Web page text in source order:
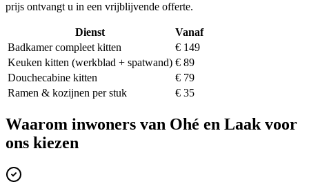
prijs ontvangt u in een vrijblijvende offerte.
Dienst
Vanaf
Badkamer compleet kitten
€ 149
Keuken kitten (werkblad + spatwand) € 89
Douchecabine kitten
€ 79
Ramen & kozijnen per stuk
€ 35
Waarom inwoners van Ohé en Laak voor
ons kiezen